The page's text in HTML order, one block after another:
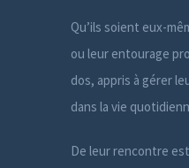
Qu’ils soient eux-
ou leur entourage
dos, appris à gérer
dans la vie
De leur rencontre